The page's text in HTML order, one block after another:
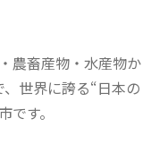
農畜産物・水産物か
世界に誇る“日本の
す。